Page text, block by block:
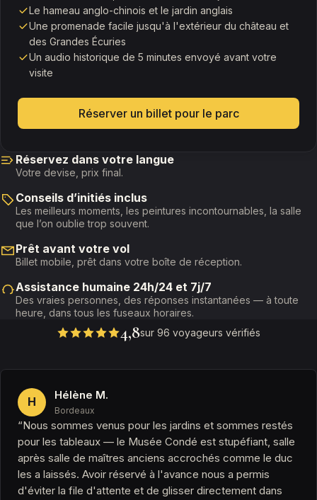
Le hameau anglo-chinois et le jardin anglais
Une promenade facile jusqu'à l'extérieur du château et
des Grandes Écuries
Un audio historique de 5 minutes envoyé avant votre
visite
Réserver un billet pour le parc
Réservez dans votre langue
Votre devise, prix final.
Conseils d’initiés inclus
Les meilleurs moments, les peintures incontournables, la salle
que l’on oublie trop souvent.
Prêt avant votre vol
Billet mobile, prêt dans votre boîte de réception.
Assistance humaine 24h/24 et 7j/7
Des vraies personnes, des réponses instantanées — à toute
heure, dans tous les fuseaux horaires.
4,8sur 96 voyageurs vérifiés
H Hélène M.
Bordeaux
“Nous sommes venus pour les jardins et sommes restés
pour les tableaux — le Musée Condé est stupéfiant, salle
après salle de maîtres anciens accrochés comme le duc
les a laissés. Avoir réservé à l'avance nous a permis
d'éviter la file d'attente et de glisser directement dans